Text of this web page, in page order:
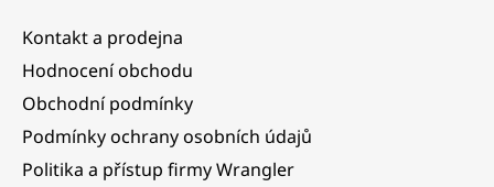
Kontakt a prodejna
Hodnocení obchodu
Obchodní podmínky
Podmínky ochrany osobních údajů
Politika a přístup firmy Wrangler